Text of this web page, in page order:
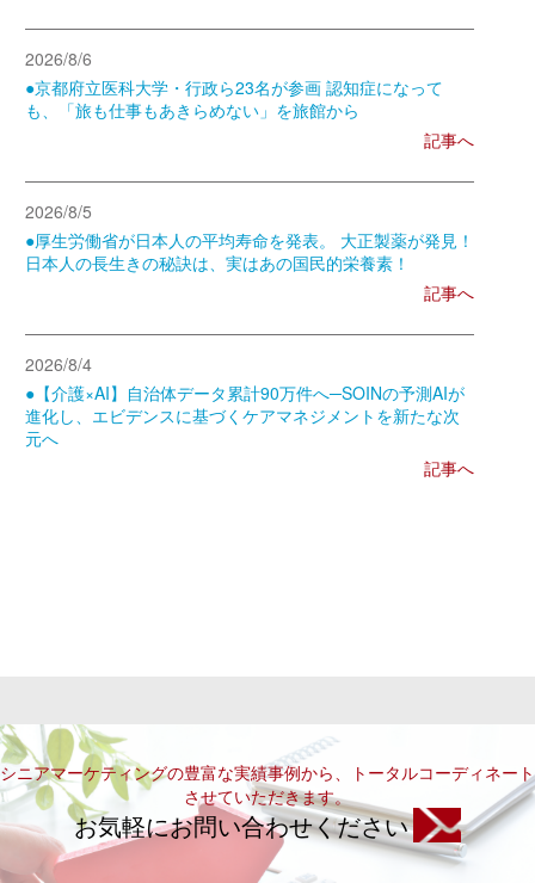
2026/8/6
●京都府立医科大学・行政ら23名が参画 認知症になって
も、「旅も仕事もあきらめない」を旅館から
記事へ
2026/8/5
●厚生労働省が日本人の平均寿命を発表。 大正製薬が発見！
日本人の長生きの秘訣は、実はあの国民的栄養素！
記事へ
2026/8/4
●【介護×AI】自治体データ累計90万件へ─SOINの予測AIが
進化し、エビデンスに基づくケアマネジメントを新たな次
元へ
記事へ
シニアマーケティングの豊富な実績事例から、トータルコーディネート
させていただきます。
お気軽にお問い合わせください